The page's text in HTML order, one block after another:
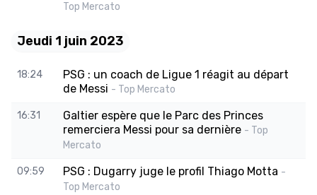
Top Mercato
Jeudi 1 juin 2023
18:24
PSG : un coach de Ligue 1 réagit au départ
de Messi - Top Mercato
16:31
Galtier espère que le Parc des Princes
remerciera Messi pour sa dernière - Top
Mercato
09:59 PSG : Dugarry juge le profil Thiago Motta -
Top Mercato